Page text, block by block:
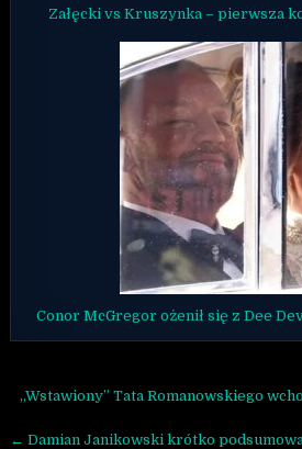
Załęcki vs Kruszynka – pierwsza
Conor McGregor ożenił się z Dee
Nawigacja wpisu
„Wstawiony” Tata Romanowskiego
← Damian Janikowski krótko